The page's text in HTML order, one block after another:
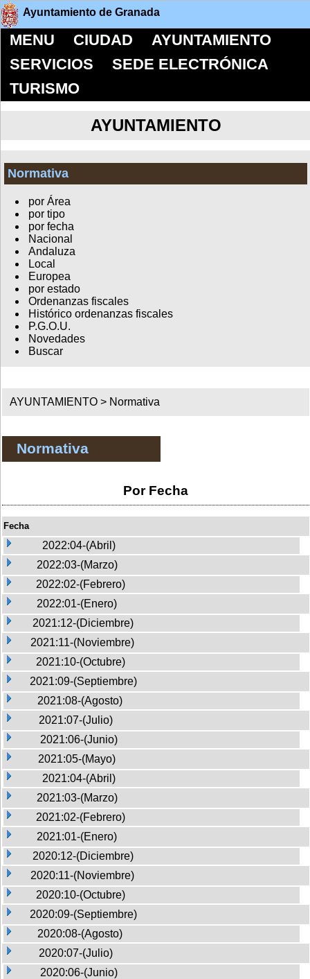
Ayuntamiento de Granada
MENU CIUDAD
AYUNTAMIENTO
SERVICIOS
SEDE ELECTRÓNICA
TURISMO
AYUNTAMIENTO
Normativa
por Área
por tipo
por fecha
Nacional
Andaluza
Local
Europea
por estado
Ordenanzas fiscales
Histórico ordenanzas fiscales
P.G.O.U.
Novedades
Buscar
AYUNTAMIENTO > Normativa
Normativa
Por Fecha
Fecha
2022:04-(Abril)
2022:03-(Marzo)
2022:02-(Febrero)
2022:01-(Enero)
2021:12-(Diciembre)
2021:11-(Noviembre)
2021:10-(Octubre)
2021:09-(Septiembre)
2021:08-(Agosto)
2021:07-(Julio)
2021:06-(Junio)
2021:05-(Mayo)
2021:04-(Abril)
2021:03-(Marzo)
2021:02-(Febrero)
2021:01-(Enero)
2020:12-(Diciembre)
2020:11-(Noviembre)
2020:10-(Octubre)
2020:09-(Septiembre)
2020:08-(Agosto)
2020:07-(Julio)
2020:06-(Junio)